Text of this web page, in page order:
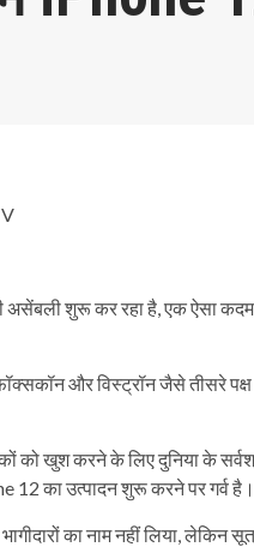
शुरू कर रहा है, एक ऐसा कदम
और विस्ट्रॉन जैसे तीसरे पक्ष
को खुश करने के लिए दुनिया के
12 का उत्पादन शुरू करने पर गर्व
भागीदारों का नाम नहीं लिया,